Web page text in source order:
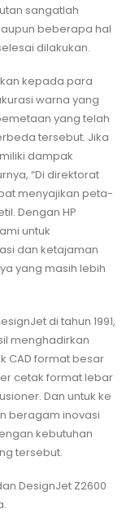
sangatlah
beberapa hal
dilakukan.
kepada para
warna yang
yang telah
tersebut. Jika
dampak
“Di direktorat
menyajikan peta-
Dengan HP
untuk
dan ketajaman
yang masih lebih
di tahun 1991,
menghadirkan
CAD format besar
cetak format lebar
Dan untuk ke
beragam inovasi
kebutuhan
tersebut.
DesignJet Z2600